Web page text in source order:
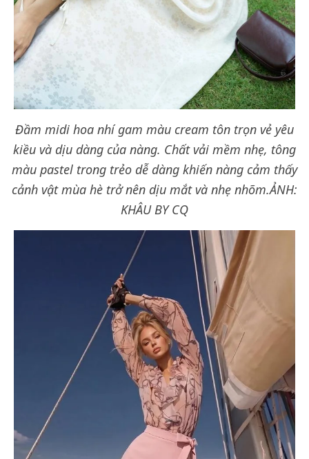
Đầm midi hoa nhí gam màu cream tôn trọn vẻ yêu
kiều và dịu dàng của nàng. Chất vải mềm nhẹ, tông
màu pastel trong trẻo dễ dàng khiến nàng cảm thấy
cảnh vật mùa hè trở nên dịu mắt và nhẹ nhõm.ẢNH:
KHÂU BY CQ